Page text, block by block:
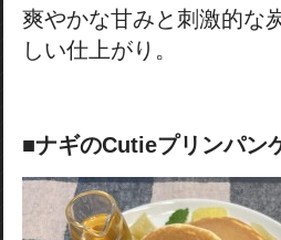
爽やかな甘みと刺激的な
しい仕上がり。
■ナギのCutieプリンパン